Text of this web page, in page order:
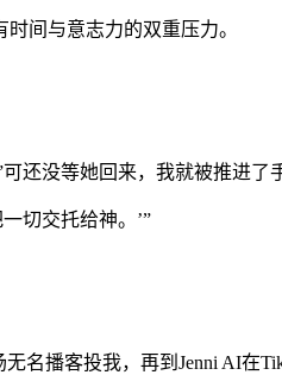
间与意志力的双重压力。
还没等她回来，我就被推进了
切交托给神。’”
名播客投我，再到Jenni AI